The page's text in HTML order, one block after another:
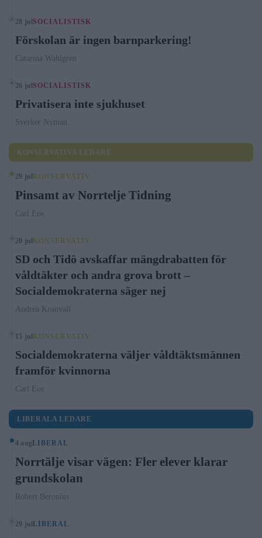
28 jul SOCIALISTISK
Förskolan är ingen barnparkering!
Catarina Wahlgren
26 jul SOCIALISTISK
Privatisera inte sjukhuset
Sverker Nyman
KONSERVATIVA LEDARE
29 jul KONSERVATIV
Pinsamt av Norrtelje Tidning
Carl Eos
20 jul KONSERVATIV
SD och Tidö avskaffar mängdrabatten för
våldtäkter och andra grova brott –
Socialdemokraterna säger nej
Andrea Kronvall
15 jul KONSERVATIV
Socialdemokraterna väljer våldtäktsmännen
framför kvinnorna
Carl Eos
LIBERALA LEDARE
4 augLIBERAL
Norrtälje visar vägen: Fler elever klarar
grundskolan
Robert Beronius
29 julLIBERAL